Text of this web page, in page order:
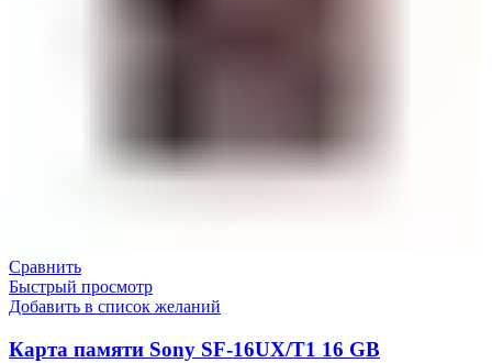
Сравнить
Быстрый просмотр
Добавить в список желаний
Карта памяти Sony SF-16UX/T1 16 GB